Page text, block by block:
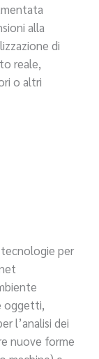
alla
di
reale,
o altri
per
oggetti,
l’analisi dei
nuove forme